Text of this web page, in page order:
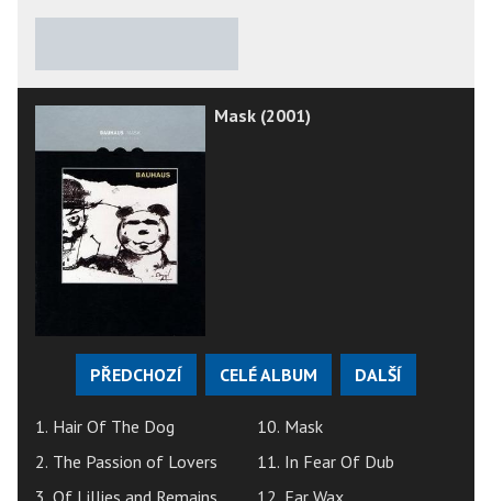
Mask (2001)
PŘEDCHOZÍ CELÉ ALBUM DALŠÍ
1. Hair Of The Dog
2. The Passion of Lovers
10. Mask
11. In Fear Of Dub